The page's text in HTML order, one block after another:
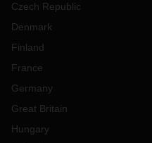
Czech Republic
Denmark
Finland
France
Germany
Great Britain
Hungary